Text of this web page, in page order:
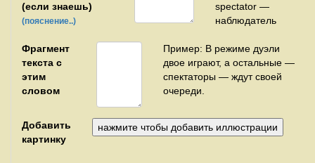
(если знаешь)
(пояснение..)
spectator —
наблюдатель
Фрагмент
текста с
этим
словом
Пример: В режиме дуэли
двое играют, а остальные —
спектаторы — ждут своей
очереди.
Добавить
картинку